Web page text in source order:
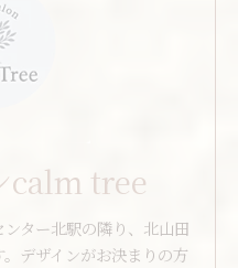
calm tree
ター北駅の隣り、北山田
デザインがお決まりの方